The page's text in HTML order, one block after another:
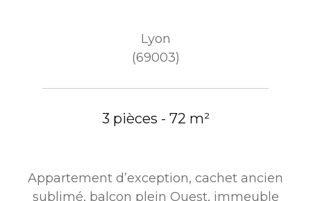
Lyon
(69003)
3 pièces - 72 m²
Appartement d’exception, cachet ancien
sublimé, balcon plein Ouest, immeuble